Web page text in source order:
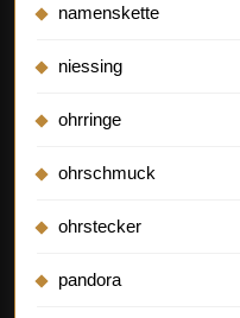
namenskette
niessing
ohrringe
ohrschmuck
ohrstecker
pandora